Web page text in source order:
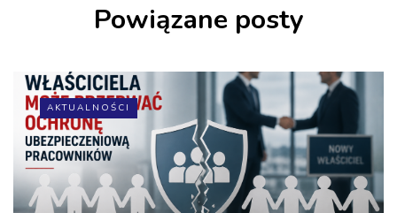
Powiązane posty
AKTUALNOŚCI